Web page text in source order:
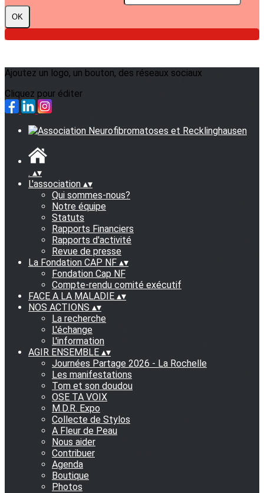
OK
Ajoutez un logo, un bouton, des réseaux sociaux
Cliquez pour éditer
. ▴▾
L'association ▴▾
Qui sommes-nous?
Notre équipe
Statuts
Rapports Financiers
Rapports d'activité
Revue de presse
La Fondation CAP NF ▴▾
Fondation Cap NF
Compte-rendu comité exécutif
FACE A LA MALADIE ▴▾
NOS ACTIONS ▴▾
La recherche
L'échange
L'information
AGIR ENSEMBLE ▴▾
Journées Partage 2026 - La Rochelle
Les manifestations
Tom et son doudou
OSE TA VOIX
M.D.R. Expo
Collecte de Stylos
A Fleur de Peau
Nous aider
Contribuer
Agenda
Boutique
Photos